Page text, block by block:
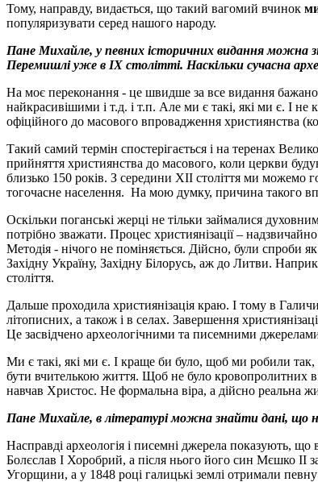
Тому, направду, видається, що такий вагомий вчинок
популяризувати серед нашого народу.
Пане Михайле, у певних історичних видання можна
Перемишлі уже в ІХ столітті. Наскільки сучасна
На моє переконання - це швидше за все видання
найкрасивішими і т.д. і т.п. Але ми є такі, які ми є. І не
офіційного до масового впровадження християнства
Такий самий термін спостерігається і на теренах
прийняття християнства до масового, коли церкви
близько 150 років. З середини ХІІ століття ми
тогочасне населення. На мою думку, причина такого
Оскільки поганські жерці не тільки займалися
потрібно зважати. Процес християнізації –
Методія - нічого не поміняється. Дійсно, були спроби
Західну Україну, Західну Білорусь, аж до Литви.
століття.
Дальше проходила християнізація краю. І тому в
літописних, а також і в селах. Завершення
Це засвідчено археологічними та писемними
Ми є такі, які ми є. І краще би було, щоб ми робили так,
бути вчителькою життя. Щоб не було кровопролитних
навчав Христос. Не формальна віра, а дійсно реальна
Пане Михайле, в літературі можна знайти дані, що
Насправді археологія і писемні джерела показують,
Болєслав І Хоробрий, а після нього його син Мєшко ІІ
Угорщини, а у 1848 році галицькі землі отримали